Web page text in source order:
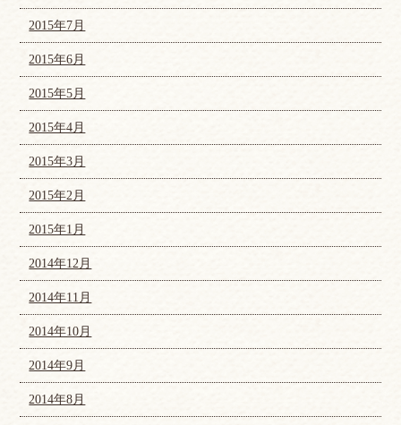
2015年7月
2015年6月
2015年5月
2015年4月
2015年3月
2015年2月
2015年1月
2014年12月
2014年11月
2014年10月
2014年9月
2014年8月